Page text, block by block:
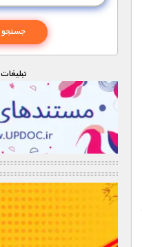
تبليغات